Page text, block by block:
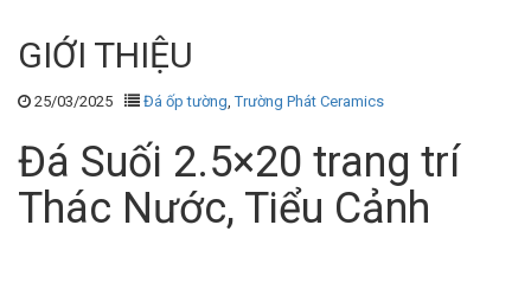
GIỚI THIỆU
25/03/2025 Đá ốp tường,Trường Phát Ceramics
Đá Suối 2.5×20 trang trí
Thác Nước, Tiểu Cảnh